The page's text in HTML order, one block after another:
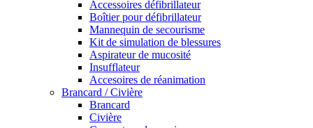
Accessoires défibrillateur
Boîtier pour défibrillateur
Mannequin de secourisme
Kit de simulation de blessures
Aspirateur de mucosité
Insufflateur
Accesoires de réanimation
Brancard / Civière
Brancard
Civière